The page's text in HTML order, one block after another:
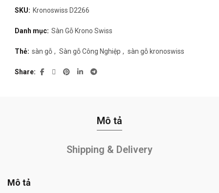
SKU: Kronoswiss D2266
Danh mục: Sàn Gỗ Krono Swiss
Thẻ: sàn gỗ , Sàn gỗ Công Nghiệp , sàn gỗ kronoswiss
Share
Mô tả
Shipping & Delivery
Mô tả